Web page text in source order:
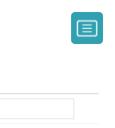
주
스